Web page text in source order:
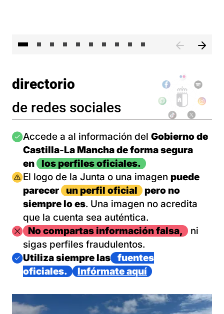
directorio
de redes sociales
Imagen
Accede a al información del Gobierno de
Castilla-La Mancha de forma segura
en
los perfiles oficiales.
Imagen
El logo de la Junta o una imagen puede
parecer
un perfil oficial
pero no
siempre lo es. Una imagen no acredita
que la cuenta sea auténtica.
ImagenNo compartas información falsa,
ni
sigas perfiles fraudulentos.
Imagen
Utiliza siempre las
fuentes
oficiales.
Infórmate aquí